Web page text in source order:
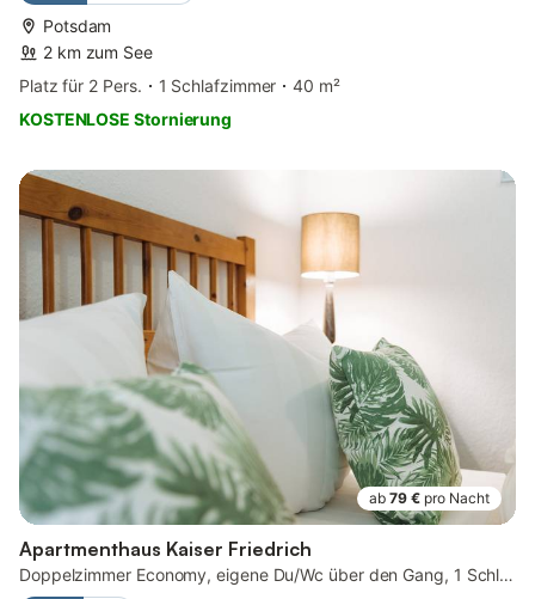
Potsdam
2 km zum See
Platz für 2 Pers.
1 Schlafzimmer
40 m²
KOSTENLOSE Stornierung
ab 79 € pro Nacht
Apartmenthaus Kaiser Friedrich
Doppelzimmer Economy, eigene Du/Wc über den Gang, 1 Schlafraum mit ...